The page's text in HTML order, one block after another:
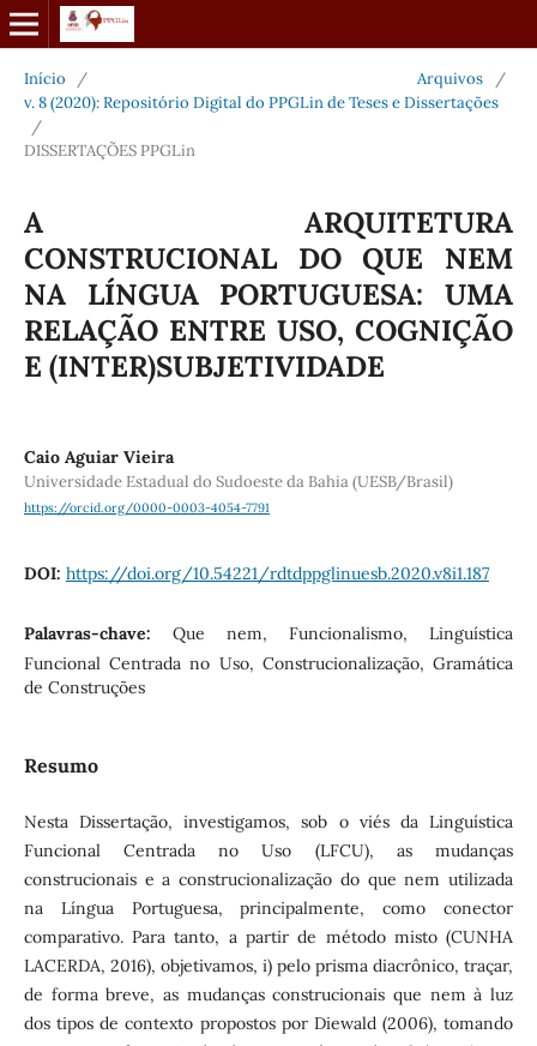
Início / Arquivos
/
v. 8 (2020): Repositório Digital do PPGLin de Teses e Dissertações
/
DISSERTAÇÕES PPGLin
A ARQUITETURA
CONSTRUCIONAL DO QUE NEM
NA LÍNGUA PORTUGUESA: UMA
RELAÇÃO ENTRE USO, COGNIÇÃO
E (INTER)SUBJETIVIDADE
Caio Aguiar Vieira
Universidade Estadual do Sudoeste da Bahia (UESB/Brasil)
https://orcid.org/0000-0003-4054-7791
DOI: https://doi.org/10.54221/rdtdppglinuesb.2020.v8i1.187
Palavras-chave: Que nem, Funcionalismo, Linguística
Funcional Centrada no Uso, Construcionalização, Gramática
de Construções
Resumo
Nesta Dissertação, investigamos, sob o viés da Linguística
Funcional Centrada no Uso (LFCU), as mudanças
construcionais e a construcionalização do que nem utilizada
na Língua Portuguesa, principalmente, como conector
comparativo. Para tanto, a partir de método misto (CUNHA
LACERDA, 2016), objetivamos, i) pelo prisma diacrônico, traçar,
de forma breve, as mudanças construcionais que nem à luz
dos tipos de contexto propostos por Diewald (2006), tomando